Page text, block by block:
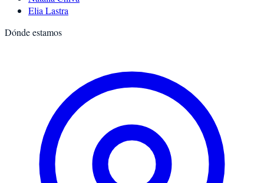
Elia Lastra
Dónde estamos